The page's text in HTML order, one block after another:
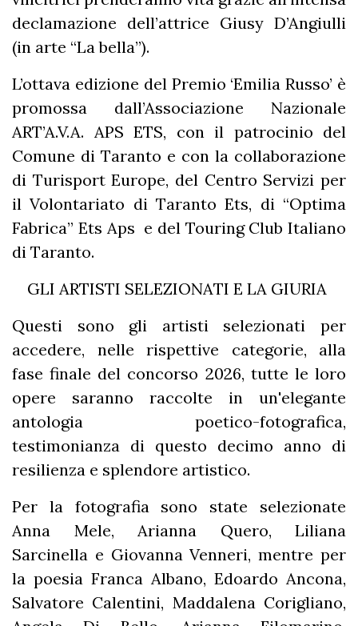
declamazione dell’attrice Giusy D’Angiulli
(in arte “La bella”).
L’ottava edizione del Premio ‘Emilia Russo’ è
promossa dall’Associazione Nazionale
ART’A.V.A. APS ETS, con il patrocinio del
Comune di Taranto e con la collaborazione
di Turisport Europe, del Centro Servizi per
il Volontariato di Taranto Ets, di “Optima
Fabrica” Ets Aps e del Touring Club Italiano
di Taranto.
GLI ARTISTI SELEZIONATI E LA GIURIA
Questi sono gli artisti selezionati per
accedere, nelle rispettive categorie, alla
fase finale del concorso 2026, tutte le loro
opere saranno raccolte in un'elegante
antologia poetico-fotografica,
testimonianza di questo decimo anno di
resilienza e splendore artistico.
Per la fotografia sono state selezionate
Anna Mele, Arianna Quero, Liliana
Sarcinella e Giovanna Venneri, mentre per
la poesia Franca Albano, Edoardo Ancona,
Salvatore Calentini, Maddalena Corigliano,